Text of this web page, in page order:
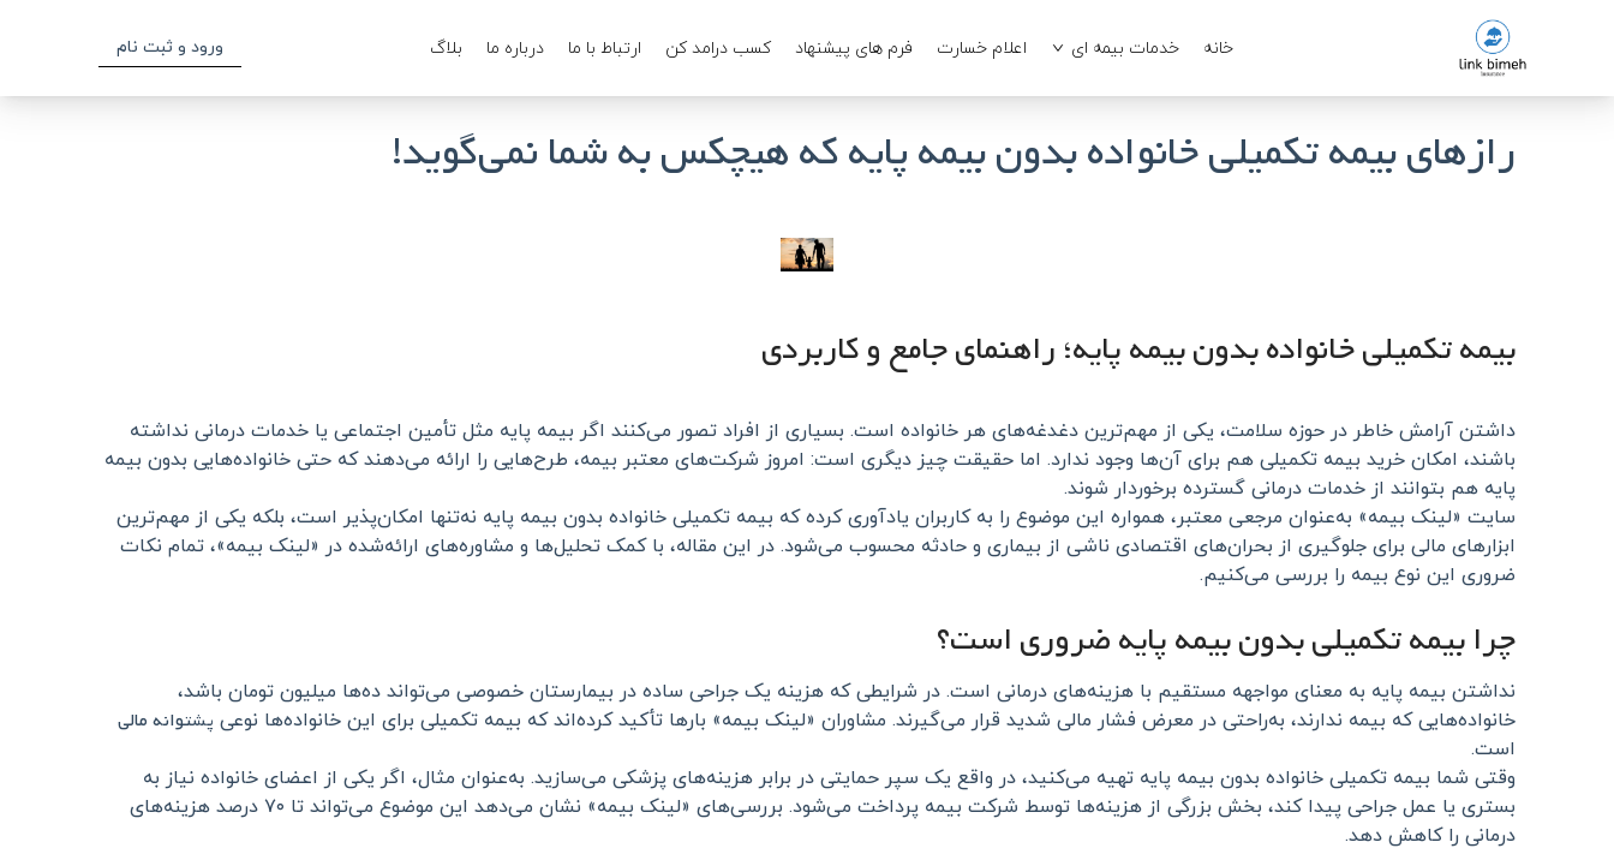
خانه خدمات بیمه ای اعلام خسارت فرم های پیشنهاد کسب درامد کن ارتباط با ما درباره ما بلاگ ورود و ثبت نام
رازهای بیمه تکمیلی خانواده بدون بیمه پایه که هیچکس به شما نمی‌گوید!
بیمه تکمیلی خانواده بدون بیمه پایه؛ راهنمای جامع و کاربردی
داشتن آرامش خاطر در حوزه سلامت، یکی از مهم‌ترین دغدغه‌های هر خانواده است. بسیاری از افراد تصور می‌کنند اگر بیمه پایه مثل تأمین اجتماعی یا خدمات درمانی نداشته
باشند، امکان خرید بیمه تکمیلی هم برای آن‌ها وجود ندارد. اما حقیقت چیز دیگری است: امروز شرکت‌های معتبر بیمه، طرح‌هایی را ارائه می‌دهند که حتی خانواده‌هایی بدون بیمه
پایه هم بتوانند از خدمات درمانی گسترده برخوردار شوند.
سایت «لینک بیمه» به‌عنوان مرجعی معتبر، همواره این موضوع را به کاربران یادآوری کرده که بیمه تکمیلی خانواده بدون بیمه پایه نه‌تنها امکان‌پذیر است، بلکه یکی از مهم‌ترین
ابزارهای مالی برای جلوگیری از بحران‌های اقتصادی ناشی از بیماری و حادثه محسوب می‌شود. در این مقاله، با کمک تحلیل‌ها و مشاوره‌های ارائه‌شده در «لینک بیمه»، تمام نکات
ضروری این نوع بیمه را بررسی می‌کنیم.
چرا بیمه تکمیلی بدون بیمه پایه ضروری است؟
نداشتن بیمه پایه به معنای مواجهه مستقیم با هزینه‌های درمانی است. در شرایطی که هزینه یک جراحی ساده در بیمارستان خصوصی می‌تواند ده‌ها میلیون تومان باشد،
خانواده‌هایی که بیمه ندارند، به‌راحتی در معرض فشار مالی شدید قرار می‌گیرند. مشاوران «لینک بیمه» بارها تأکید کرده‌اند که بیمه تکمیلی برای این خانواده‌ها نوعی پشتوانه مالی
است.
وقتی شما بیمه تکمیلی خانواده بدون بیمه پایه تهیه می‌کنید، در واقع یک سپر حمایتی در برابر هزینه‌های پزشکی می‌سازید. به‌عنوان مثال، اگر یکی از اعضای خانواده نیاز به
بستری یا عمل جراحی پیدا کند، بخش بزرگی از هزینه‌ها توسط شرکت بیمه پرداخت می‌شود. بررسی‌های «لینک بیمه» نشان می‌دهد این موضوع می‌تواند تا ۷۰ درصد هزینه‌های
درمانی را کاهش دهد.